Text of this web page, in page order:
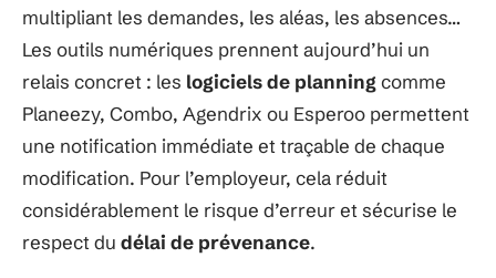
multipliant les demandes, les aléas, les absences…
Les outils numériques prennent aujourd’hui un
relais concret : les logiciels de planning comme
Planeezy, Combo, Agendrix ou Esperoo permettent
une notification immédiate et traçable de chaque
modification. Pour l’employeur, cela réduit
considérablement le risque d’erreur et sécurise le
respect du délai de prévenance.